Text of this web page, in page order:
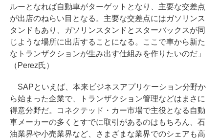
ルーとなれば自動車がターゲットとなり、主要な交差点
が出店のねらい目となる。主要な交差点にはガソリンス
タンドもあり、ガソリンスタンドとスターバックスが同
じような場所に出店することになる。ここで車から新た
なトランザクションが生み出す仕組みを作りたいのだ」
（Perez氏）
SAPといえば、本来ビジネスアプリケーション分野か
ら始まった企業で、トランザクション管理などはまさに
得意分野だ。コネクテッド・カー市場で主役となる自動
車メーカーの多くとすでに取引があるのはもちろん、石
油業界や小売業界など、さまざまな業界でのシェアも高